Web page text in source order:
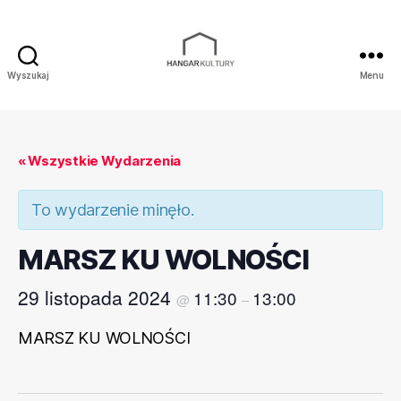
Wyszukaj Menu
« Wszystkie Wydarzenia
To wydarzenie minęło.
MARSZ KU WOLNOŚCI
29 listopada 2024 @ 11:30 – 13:00
MARSZ KU WOLNOŚCI